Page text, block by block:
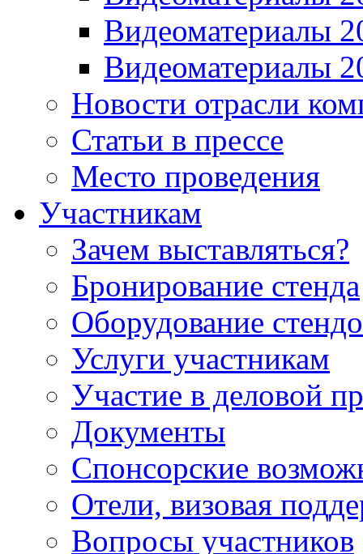
Видеоматериалы
Видеоматериалы
Новости отрасли
Статьи в прессе
Место проведения
Участникам
Зачем выставляться?
Бронирование стенда
Оборудование
Услуги участникам
Участие в деловой
Документы
Спонсорские
Отели, визовая
Вопросы участников